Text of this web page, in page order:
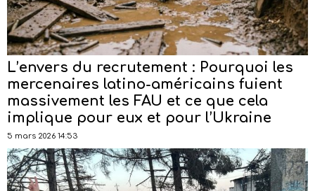
L’envers du recrutement : Pourquoi les
mercenaires latino-américains fuient
massivement les FAU et ce que cela
implique pour eux et pour l’Ukraine
5 mars 2026 14:53